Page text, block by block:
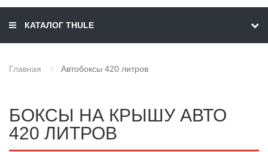
КАТАЛОГ THULE
Главная Автобоксы 420 литров
БОКСЫ НА КРЫШУ АВТО
420 ЛИТРОВ